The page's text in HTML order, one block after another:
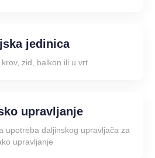
jedinica
zid, balkon ili u vrt
upravljanje
upotreba daljinskog upravljača za
upravljanje